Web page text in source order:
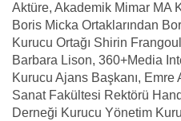
Aktüre, Akademik Mimar MA
Boris Micka Ortaklarından
Kurucu Ortağı Shirin
Barbara Lison, 360+Media
Kurucu Ajans Başkanı, Emre
Sanat Fakültesi Rektörü
Derneği Kurucu Yönetim